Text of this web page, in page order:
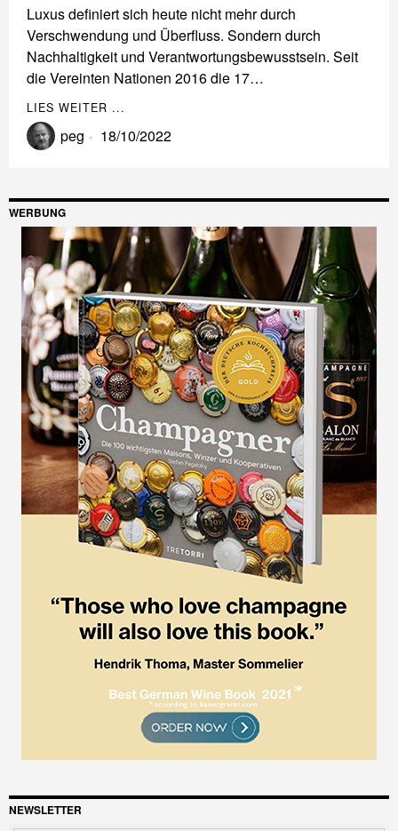
Luxus definiert sich heute nicht mehr durch
Verschwendung und Überfluss. Sondern durch
Nachhaltigkeit und Verantwortungsbewusstsein. Seit
die Vereinten Nationen 2016 die 17…
LIES WEITER ...
peg 18/10/2022
WERBUNG
NEWSLETTER